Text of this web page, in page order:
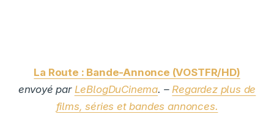
La Route : Bande-Annonce (VOSTFR/HD)
envoyé par LeBlogDuCinema. – Regardez plus de
films, séries et bandes annonces.